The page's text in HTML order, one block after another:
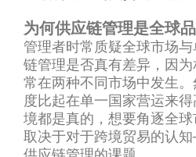
为何供应链管理是全球
管理者时常质疑全球市场
链管理是否真有差异，因
常在两种不同市场中发生
度比起在单一国家营运来
境都是真的，想要角逐全
取决于对于跨境贸易的认